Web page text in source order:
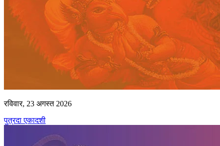
रविवार, 23 अगस्त 2026
पुत्रदा एकादशी